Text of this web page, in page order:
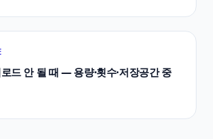
드 안 될 때 — 용량·횟수·저장공간 중